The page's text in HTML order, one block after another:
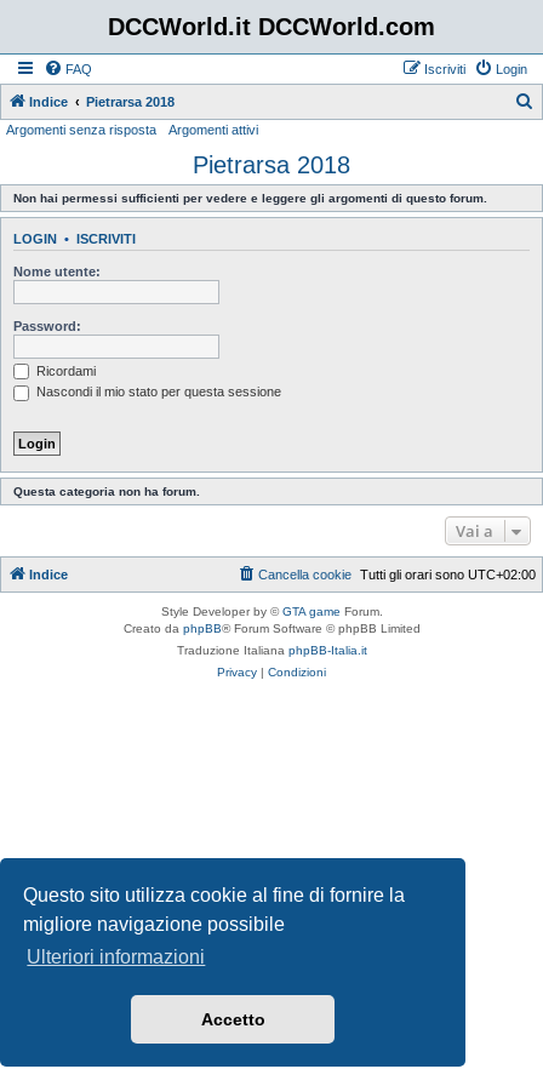
Questo sito utilizza cookie al fine di fornire la
migliore navigazione possibile
Ulteriori informazioni
Accetto
DCCWorld.it DCCWorld.com
FAQ Login
Iscriviti
Indice Pietrarsa 2018
c
a
Argomenti senza risposta Argomenti attivi
Pietrarsa 2018
Non hai permessi sufficienti per vedere e leggere gli argomenti di questo forum.
LOGIN • ISCRIVITI
Nome utente:
Password:
Ricordami
Nascondi il mio stato per questa sessione
Questa categoria non ha forum.
Vai a
Indice Tutti gli orari sono UTC+02:00
Cancella cookie
Style Developer by ©GTA game Forum.
Creato da phpBB® Forum Software © phpBB Limited
Traduzione Italiana phpBB-Italia.it
Privacy | Condizioni